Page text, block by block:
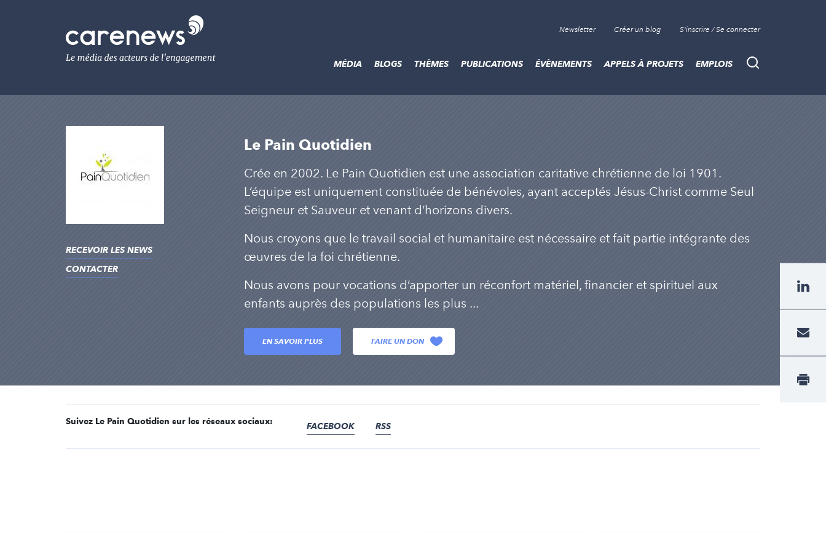
Le
média
de
Newsletter Créer un blog S'inscrire / Se connecter
Recherche
MÉDIA BLOGS THÈMES PUBLICATIONS ÉVÈNEMENTS APPELS À PROJETS EMPLOIS
RECEVOIR LES NEWS
CONTACTER
Le Pain Quotidien
Crée en 2002. Le Pain Quotidien est une association caritative chrétienne de loi 1901.
L’équipe est uniquement constituée de bénévoles, ayant acceptés Jésus-Christ comme Seul
Seigneur et Sauveur et venant d’horizons divers.
Nous croyons que le travail social et humanitaire est nécessaire et fait partie intégrante des
œuvres de la foi chrétienne.
Nous avons pour vocations d’apporter un réconfort matériel, financier et spirituel aux
enfants auprès des populations les plus ...
EN SAVOIR PLUS FAIRE UN DON
Suivez Le Pain Quotidien sur les réseaux sociaux: FACEBOOK RSS